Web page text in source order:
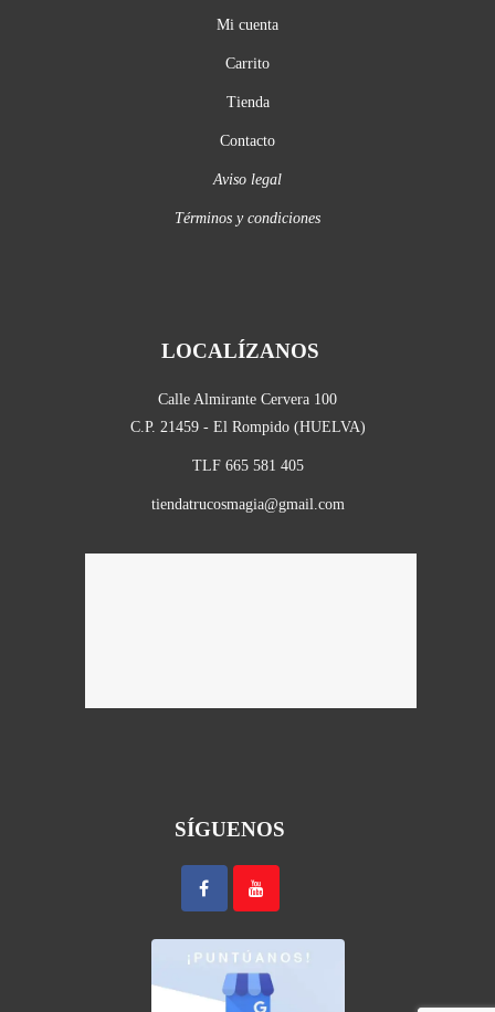
Mi cuenta
Carrito
Tienda
Contacto
Aviso legal
Términos y condiciones
LOCALÍZANOS
Calle Almirante Cervera 100
C.P. 21459 - El Rompido (HUELVA)
TLF 665 581 405
tiendatrucosmagia@gmail.com
SÍGUENOS